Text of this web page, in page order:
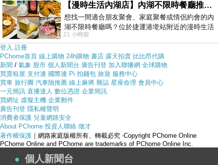
購物網來購買(【Harman Kardon】SoundSticks Wireles 2.1水
母造型 電腦喇叭組(藍芽版))
【漫時生活內湖店】內湖不限時餐廳推薦｜捷運港墘站美食，聚餐、約會、家庭聚會首選，正餐甜點一次滿足
想找一間適合朋友聚會、家庭聚餐或情侶約會的內
湖不限時餐廳嗎？位於捷運港墘站附近的漫時生活
內湖店，從捷運站步行約4分鐘即可抵
21 小時前
登入 註冊
PChome首頁 線上購物 24h購物 書店 露天拍賣 比比昂代購
新聞 / 氣象 股市 個人新聞台 廣告刊登 加入聯播網 全球購物
買賣租屋 支付連 國際連 Pi 拍錢包 旅遊 服務中心
買車 旅行團 汽車險推薦 線上麻將 雜誌 星座命理 會員中心
一元簡訊 直播達人 數位憑證 企業簡訊
買網址 虛擬主機 企業郵件
廣告刊登 隱私權聲明
消費者保護 兒童網路安全
About PChome 投資人聯絡 徵才
著作權保護 ｜網路家庭版權所有、轉載必究 ‧Copyright PChome Online
PChome Online and PChome are trademarks of PChome Online Inc.
個人新聞台